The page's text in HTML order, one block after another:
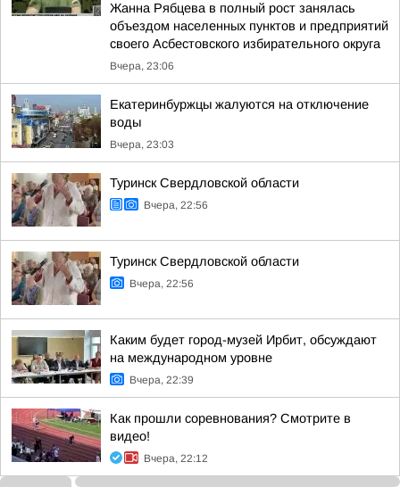
Жанна Рябцева в полный рост занялась
объездом населенных пунктов и предприятий
своего Асбестовского избирательного округа
Вчера, 23:06
Екатеринбуржцы жалуются на отключение
воды
Вчера, 23:03
Туринск Свердловской области
Вчера, 22:56
Туринск Свердловской области
Вчера, 22:56
Каким будет город-музей Ирбит, обсуждают
на международном уровне
Вчера, 22:39
Как прошли соревнования? Смотрите в
видео!
Вчера, 22:12